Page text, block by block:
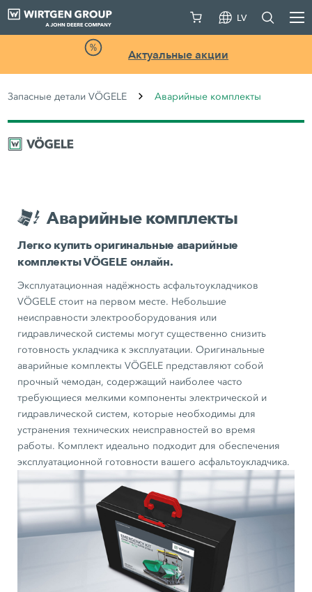
LV
Актуальные акции
Запасные детали VÖGELE Аварийные комплекты
Аварийные комплекты
Легко купить оригинальные аварийные
комплекты VÖGELE онлайн.
Эксплуатационная надёжность асфальтоукладчиков
VÖGELE стоит на первом месте. Небольшие
неисправности электрооборудования или
гидравлической системы могут существенно снизить
готовность укладчика к эксплуатации. Оригинальные
аварийные комплекты VÖGELE представляют собой
прочный чемодан, содержащий наиболее часто
требующиеся мелкими компоненты электрической и
гидравлической систем, которые необходимы для
устранения технических неисправностей во время
работы. Комплект идеально подходит для обеспечения
эксплуатационной готовности вашего асфальтоукладчика.